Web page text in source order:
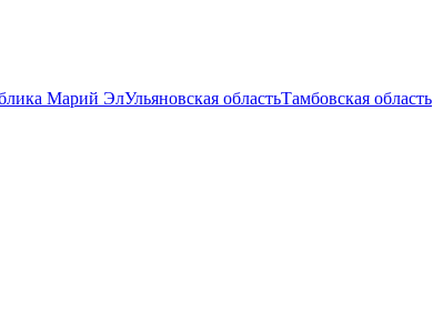
Марий ЭлУльяновская областьТамбовская область